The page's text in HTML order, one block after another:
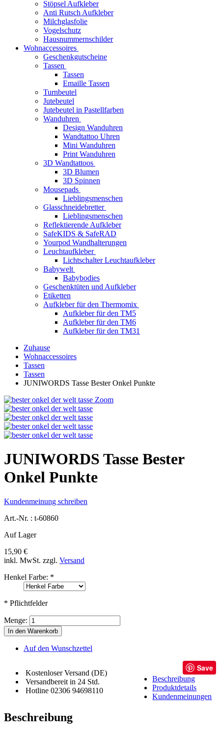
Stöpsel Aufkleber
Anti Rutsch Aufkleber
Milchglasfolie
Vogelschutz
Hausnummernschilder
Wohnaccessoires
Geschenkgutscheine
Tassen
Tassen
Emaille Tassen
Turnbeutel
Jutebeutel
Jutebeutel in Pastellfarben
Wanduhren
Design Wanduhren
Wandtattoo Uhren
Mini Wanduhren
Print Wanduhren
3D Wandtattoos
3D Blumen
3D Spinnen
Mousepads
Lieblingsmenschen
Glasschneidebretter
Lieblingsmenschen
Reflektierende Aufkleber
SafeKIDS & SafeRAD
Yourpod Wandhalterungen
Leuchtaufkleber
Lichtschalter Leuchtaufkleber
Babywelt
Babybodies
Geschenktüten und Aufkleber
Etiketten
Aufkleber für den Thermomix
Aufkleber für den TM5
Aufkleber für den TM6
Aufkleber für den TM31
Zuhause
Wohnaccessoires
Tassen
Tassen
JUNIWORDS Tasse Bester Onkel Punkte
Zoom
JUNIWORDS Tasse Bester
Onkel Punkte
Kundenmeinung schreiben
Art.-Nr. : t-60860
Auf Lager
15,90 €
inkl. MwSt. zzgl. Versand
Henkel Farbe: *
* Pflichtfelder
Menge:
In den Warenkorb
Auf den Wunschzettel
Kostenloser Versand (DE)
Versandbereit in 24 Std.
Hotline 02306 94698110
Save
Beschreibung
Produktdetails
Kundenmeinungen
Beschreibung